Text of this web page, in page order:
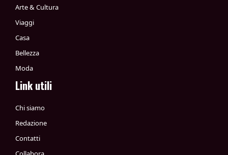
Arte & Cultura
Viaggi
Casa
Bellezza
Moda
Link utili
Chi siamo
Redazione
Contatti